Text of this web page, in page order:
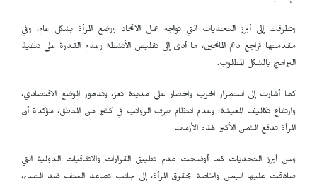
وتطرقت إلى أبرز التحديات التي تواجه عمل الاتحاد ووضع المرأة بشكل عام، وفي
مقدمتها تراجع دعم المانحين، ما أدى إلى تقليص الأنشطة وعدم القدرة على تنفيذ
البرامج بالشكل المطلوب.
كما أشارت إلى استمرار الحرب والحصار على مدينة تعز، وتدهور الوضع الاقتصادي،
وارتفاع تكاليف المعيشة، وعدم انتظام صرف الرواتب في كثير من المناطق، مؤكدة أن
المرأة تدفع الثمن الأكبر لهذه الأزمات.
ومن أبرز التحديات كما أوضحت عدم تطبيق القرارات والاتفاقيات الدولية التي
صادقت عليها اليمن والخاصة بحقوق المرأة، إلى جانب تصاعد العنف ضد النساء،